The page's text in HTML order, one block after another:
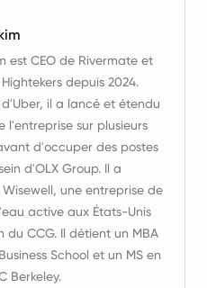
est CEO de Rivermate et
depuis 2024.
il a lancé et étendu
l'entreprise sur plusieurs
d'occuper des postes
d'OLX Group. Il a
une entreprise de
active aux États-Unis
du CCG. Il détient un MBA
School et un MS en
Berkeley.